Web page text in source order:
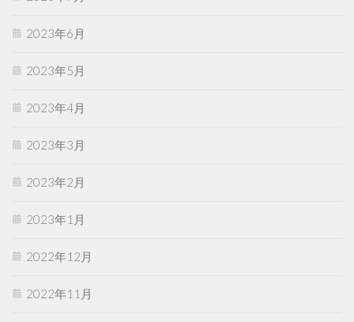
2023年6月
2023年5月
2023年4月
2023年3月
2023年2月
2023年1月
2022年12月
2022年11月